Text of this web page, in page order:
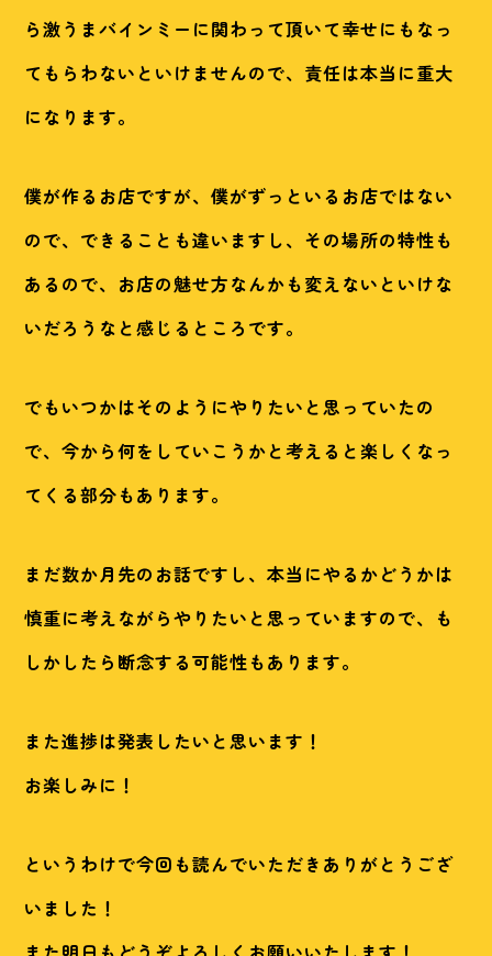
ら激うまバインミーに関わって頂いて幸せにもなっ
てもらわないといけませんので、責任は本当に重大
になります。
僕が作るお店ですが、僕がずっといるお店ではない
ので、できることも違いますし、その場所の特性も
あるので、お店の魅せ方なんかも変えないといけな
いだろうなと感じるところです。
でもいつかはそのようにやりたいと思っていたの
で、今から何をしていこうかと考えると楽しくなっ
てくる部分もあります。
まだ数か月先のお話ですし、本当にやるかどうかは
慎重に考えながらやりたいと思っていますので、も
しかしたら断念する可能性もあります。
また進捗は発表したいと思います！
お楽しみに！
というわけで今回も読んでいただきありがとうござ
いました！